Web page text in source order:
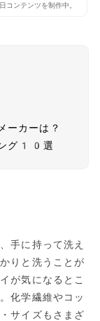
コンテンツを制作中。
ーカーは？
ング10選
手に持って洗え
りと洗うことが
が気になるとこ
化学繊維やコッ
サイズもさまざ